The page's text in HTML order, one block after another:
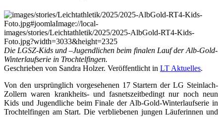
Die LGSZ-Kids und –Jugendlichen beim finalen Lauf der Alb-Gold-
Winterlaufserie in Trochtelfingen.
Geschrieben von Sandra Holzer. Veröffentlicht in LT Aktuelles.
Von den ursprünglich vorgesehenen 17 Startern der LG Steinlach-
Zollern waren krankheits- und fasnetszeitbedingt nur noch neun
Kids und Jugendliche beim Finale der Alb-Gold-Winterlaufserie in
Trochtelfingen am Start. Die verbliebenen jungen Läuferinnen und